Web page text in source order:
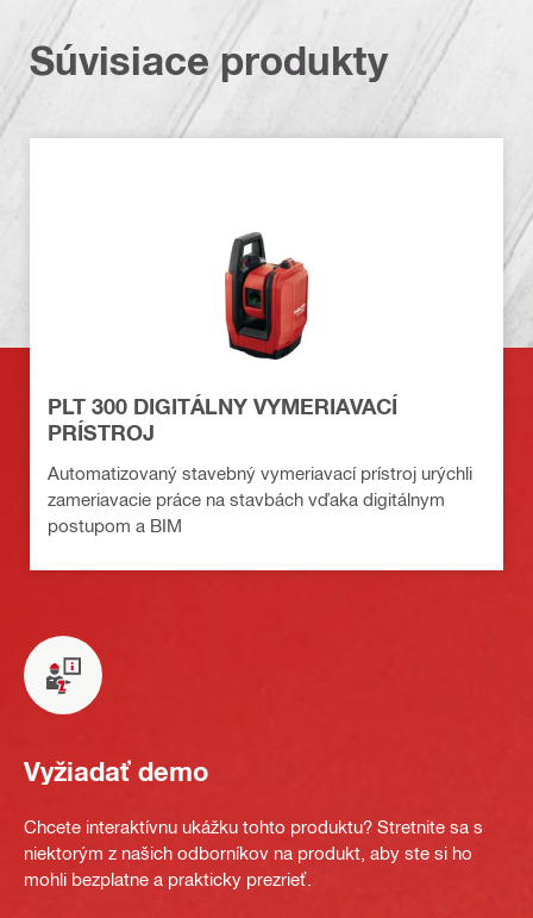
Súvisiace produkty
PLT 300 DIGITÁLNY VYMERIAVACÍ
PRÍSTROJ
Automatizovaný stavebný vymeriavací prístroj urýchli
zameriavacie práce na stavbách vďaka digitálnym
postupom a BIM
Vyžiadať demo
Chcete interaktívnu ukážku tohto produktu? Stretnite sa s
niektorým z našich odborníkov na produkt, aby ste si ho
mohli bezplatne a prakticky prezrieť.